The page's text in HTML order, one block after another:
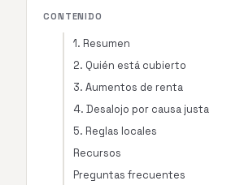
CONTENIDO
1. Resumen
2. Quién está cubierto
3. Aumentos de renta
4. Desalojo por causa justa
5. Reglas locales
Recursos
Preguntas frecuentes